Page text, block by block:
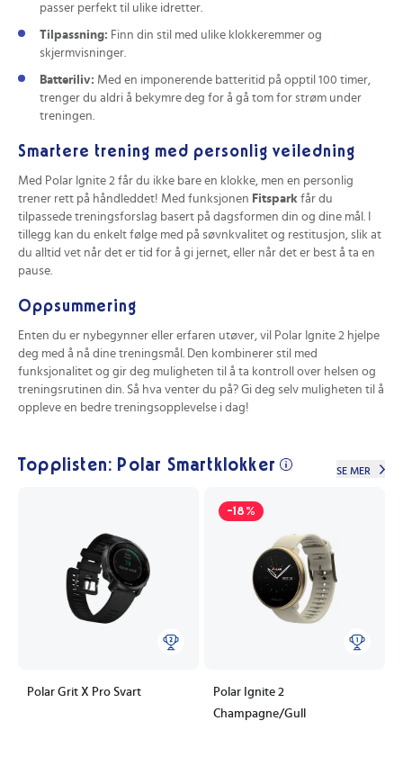
passer perfekt til ulike idretter.
Tilpassning: Finn din stil med ulike klokkeremmer og
skjermvisninger.
Batteriliv: Med en imponerende batteritid på opptil 100 timer,
trenger du aldri å bekymre deg for å gå tom for strøm under
treningen.
Smartere trening med personlig veiledning
Med Polar Ignite 2 får du ikke bare en klokke, men en personlig
trener rett på håndleddet! Med funksjonen Fitspark får du
tilpassede treningsforslag basert på dagsformen din og dine mål. I
tillegg kan du enkelt følge med på søvnkvalitet og restitusjon, slik at
du alltid vet når det er tid for å gi jernet, eller når det er best å ta en
pause.
Oppsummering
Enten du er nybegynner eller erfaren utøver, vil Polar Ignite 2 hjelpe
deg med å nå dine treningsmål. Den kombinerer stil med
funksjonalitet og gir deg muligheten til å ta kontroll over helsen og
treningsrutinen din. Så hva venter du på? Gi deg selv muligheten til å
oppleve en bedre treningsopplevelse i dag!
Topplisten: Polar Smartklokker SE MER
Polar Grit X Pro Svart
-18%
Polar Ignite 2
Champagne/Gull